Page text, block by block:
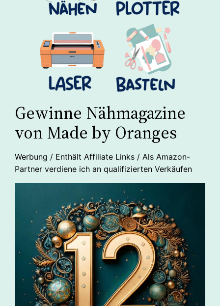
Gewinne Nähmagazine
von Made by Oranges
Werbung / Enthält Affiliate Links / Als Amazon-
Partner verdiene ich an qualifizierten Verkäufen